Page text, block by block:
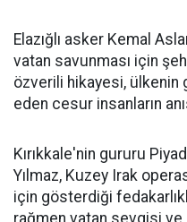
Elazığlı asker Kemal
vatan savunması için
özverili hikayesi, ülkenin
eden cesur insanların
Kırıkkale'nin gururu
Yılmaz, Kuzey Irak
için gösterdiği
rağmen vatan sevgisi ve